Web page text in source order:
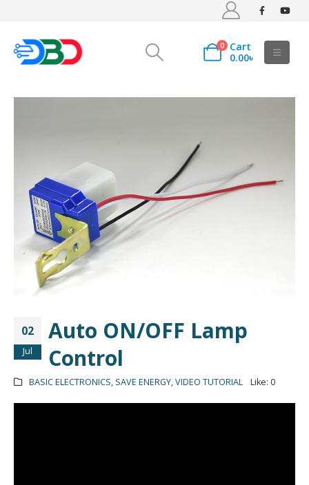
0
Cart
0.00৳
02
Jul
Auto ON/OFF Lamp
Control
BASIC ELECTRONICS, SAVE ENERGY,VIDEO TUTORIAL Like: 0